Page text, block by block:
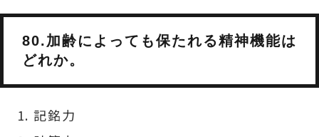
80.加齢によっても保たれる精神機能は
どれか。
記銘力